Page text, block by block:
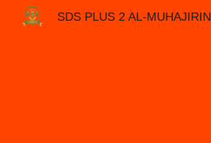
SDS PLUS 2 AL-MUHAJIRIN